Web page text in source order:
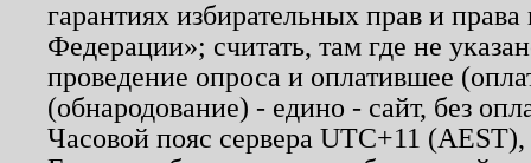
гарантиях избирательных прав и
Федерации»; считать, там где не
проведение опроса и оплатившее
(обнародование) - едино - сайт, без
Часовой пояс сервера UTC+11